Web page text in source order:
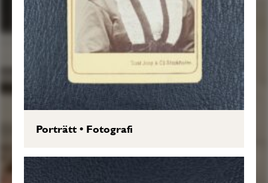
Porträtt• Fotografi